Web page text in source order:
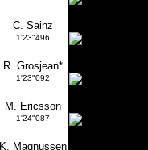
C. Sainz
1'23"496
R. Grosjean*
1'23"092
M. Ericsson
1'24"087
K. Magnussen